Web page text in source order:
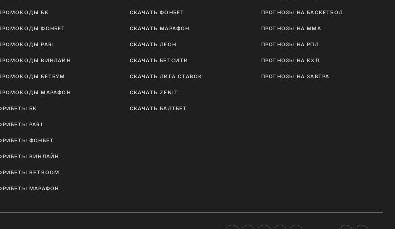
БК
ФОНБЕТ
PARI
ВИНЛАЙН
БЕТБУМ
МАРАФОН
БК
PARI
ФОНБЕТ
ВИНЛАЙН
BETBOOM
МАРАФОН
СКАЧАТЬ ФОНБЕТ
СКАЧАТЬ МАРАФОН
СКАЧАТЬ ЛЕОН
СКАЧАТЬ БЕТСИТИ
СКАЧАТЬ ЛИГА СТАВОК
СКАЧАТЬ ZENIT
СКАЧАТЬ БАЛТБЕТ
ПРОГНОЗЫ НА БАСКЕТБОЛ
ПРОГНОЗЫ НА MMA
ПРОГНОЗЫ НА РПЛ
ПРОГНОЗЫ НА КХЛ
ПРОГНОЗЫ НА ЗАВТРА